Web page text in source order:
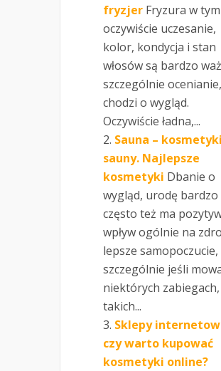
fryzjer Fryzura w tym
oczywiście uczesanie,
kolor, kondycja i stan
włosów są bardzo
szczególnie
chodzi o wygląd.
Oczywiście ładna,...
Sauna –
sauny. Najlepsze
kosmetyki Dbanie o
wygląd, urodę bardzo
często też ma
wpływ ogólnie na
lepsze samopoczucie,
szczególnie jeśli
niektórych zabiegach,
takich...
Sklepy
czy warto kupować
kosmetyki online?